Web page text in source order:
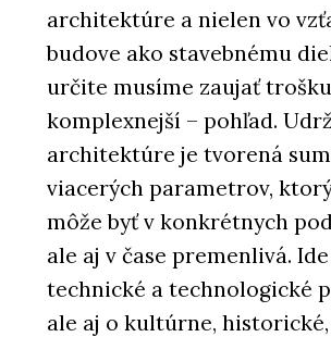
architektúre a nielen vo
budove ako stavebnému
určite musíme zaujať
komplexnejší – pohľad.
architektúre je tvorená
viacerých parametrov,
môže byť v konkrétnych
ale aj v čase premenlivá.
technické a technologické
ale aj o kultúrne,